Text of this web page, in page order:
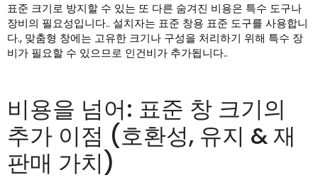
표준 크기로 방지할 수 있는 또 다른 숨겨진 비용은 특수 도구나
장비의 필요성입니다.. 설치자는 표준 창용 표준 도구를 사용합니
다., 맞춤형 창에는 고유한 크기나 구성을 처리하기 위해 특수 장
비가 필요할 수 있으므로 인건비가 추가됩니다..
비용을 넘어: 표준 창 크기의
추가 이점 (호환성, 유지 & 재
판매 가치)